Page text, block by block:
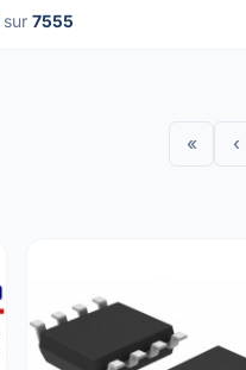
sur 7555
« ‹